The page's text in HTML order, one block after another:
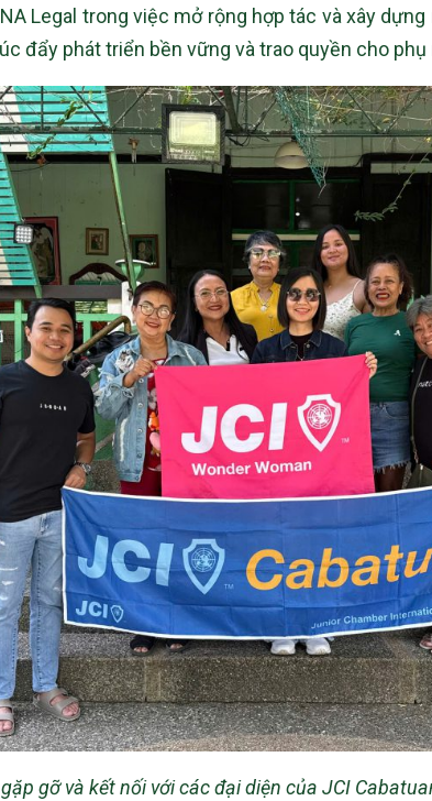
Legal trong việc mở rộng hợp tác và xây
đẩy phát triển bền vững và trao quyền cho
gỡ và kết nối với các đại diện của JCI